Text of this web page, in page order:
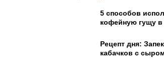
5 способов
кофейную гущу
Рецепт дня:
кабачков с